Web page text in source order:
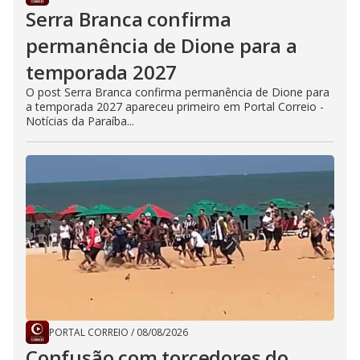
Serra Branca confirma
permanência de Dione para a
temporada 2027
O post Serra Branca confirma permanência de Dione para
a temporada 2027 apareceu primeiro em Portal Correio -
Notícias da Paraíba...
PORTAL CORREIO / 08/08/2026